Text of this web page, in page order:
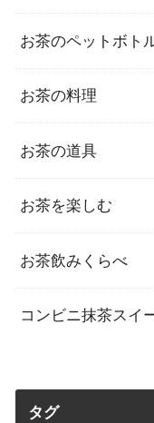
お茶のペットボト
お茶の料理
お茶の道具
お茶を楽しむ
お茶飲みくらべ
コンビニ抹茶スイ
タグ